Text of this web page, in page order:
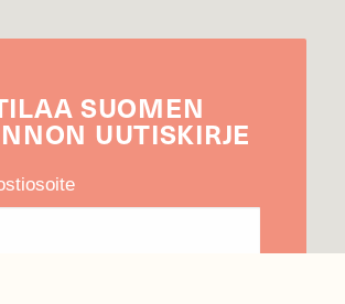
SUOMEN
UUTIS­KIRJE